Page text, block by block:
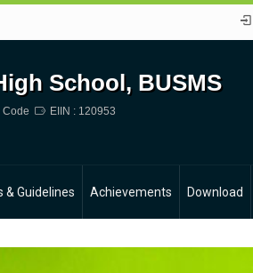
School, BUSMS
Code EIIN : 120953
& Guidelines Achievements Download